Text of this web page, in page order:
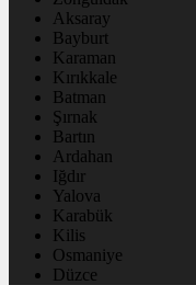
Aksaray
Bayburt
Karaman
Kırıkkale
Batman
Şırnak
Bartın
Ardahan
Iğdır
Yalova
Karabük
Kilis
Osmaniye
Düzce